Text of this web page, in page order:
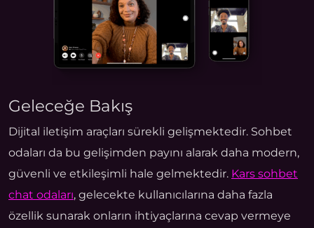
Geleceğe Bakış
Dijital iletişim araçları sürekli gelişmektedir. Sohbet
odaları da bu gelişimden payını alarak daha modern,
güvenli ve etkileşimli hale gelmektedir. Kars sohbet
chat odaları, gelecekte kullanıcılarına daha fazla
özellik sunarak onların ihtiyaçlarına cevap vermeye